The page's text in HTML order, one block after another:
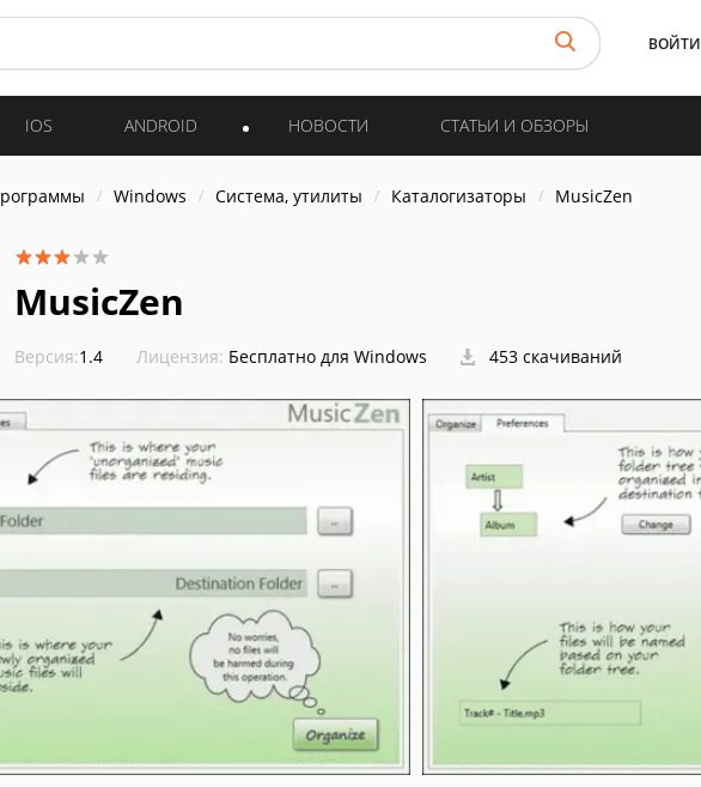
ВОЙТИ
IOS ANDROID НОВОСТИ СТАТЬИ И ОБЗОРЫ
Windows Система, утилиты Каталогизаторы MusicZen
MusicZen
Версия:1.4 Лицензия: Бесплатно для Windows 453 скачиваний